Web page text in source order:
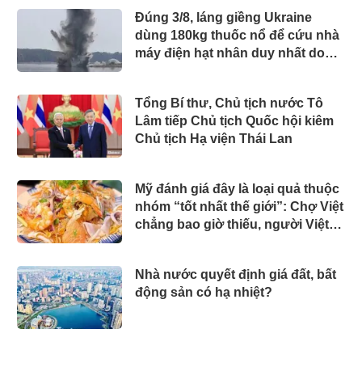
Đúng 3/8, láng giềng Ukraine
dùng 180kg thuốc nổ để cứu nhà
máy điện hạt nhân duy nhất do
Tổng Bí thư, Chủ tịch nước Tô
Lâm tiếp Chủ tịch Quốc hội kiêm
Chủ tịch Hạ viện Thái Lan
Mỹ đánh giá đây là loại quả thuộc
nhóm “tốt nhất thế giới”: Chợ Việt
chẳng bao giờ thiếu, người Việt
Nhà nước quyết định giá đất, bất
động sản có hạ nhiệt?